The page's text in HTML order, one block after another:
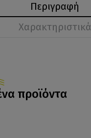
Περιγραφή
Χαρακτηριστικά
προϊόντα